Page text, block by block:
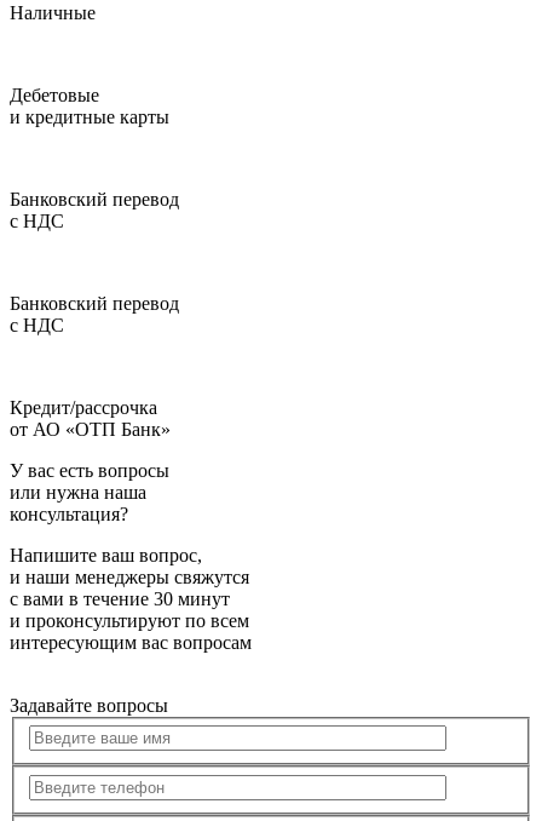
Наличные
Дебетовые
и кредитные карты
Банковский перевод
с НДС
Банковский перевод
с НДС
Кредит/рассрочка
от АО «ОТП Банк»
У вас есть вопросы
или нужна наша
консультация?
Напишите ваш вопрос,
и наши менеджеры свяжутся
с вами в течение 30 минут
и проконсультируют по всем
интересующим вас вопросам
Задавайте вопросы